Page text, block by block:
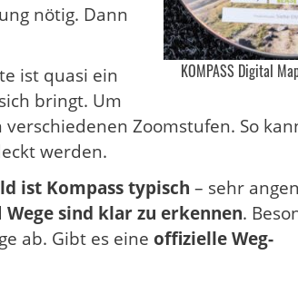
KOMPASS Digital
nötig. Dann
ist quasi ein
bringt. Um
Zoomstufen. So
werden.
ist Kompass typisch – sehr
Wege sind klar zu erkennen.
ab. Gibt es eine offizielle Weg-